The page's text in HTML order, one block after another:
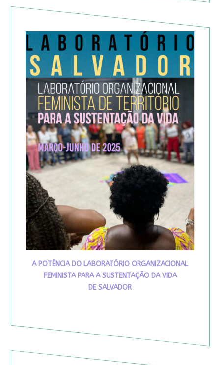
A POTÊNCIA DO LABORATÓRIO ORGANIZACIONAL
FEMINISTA PARA A SUSTENTAÇÃO DA VIDA
DE SALVADOR